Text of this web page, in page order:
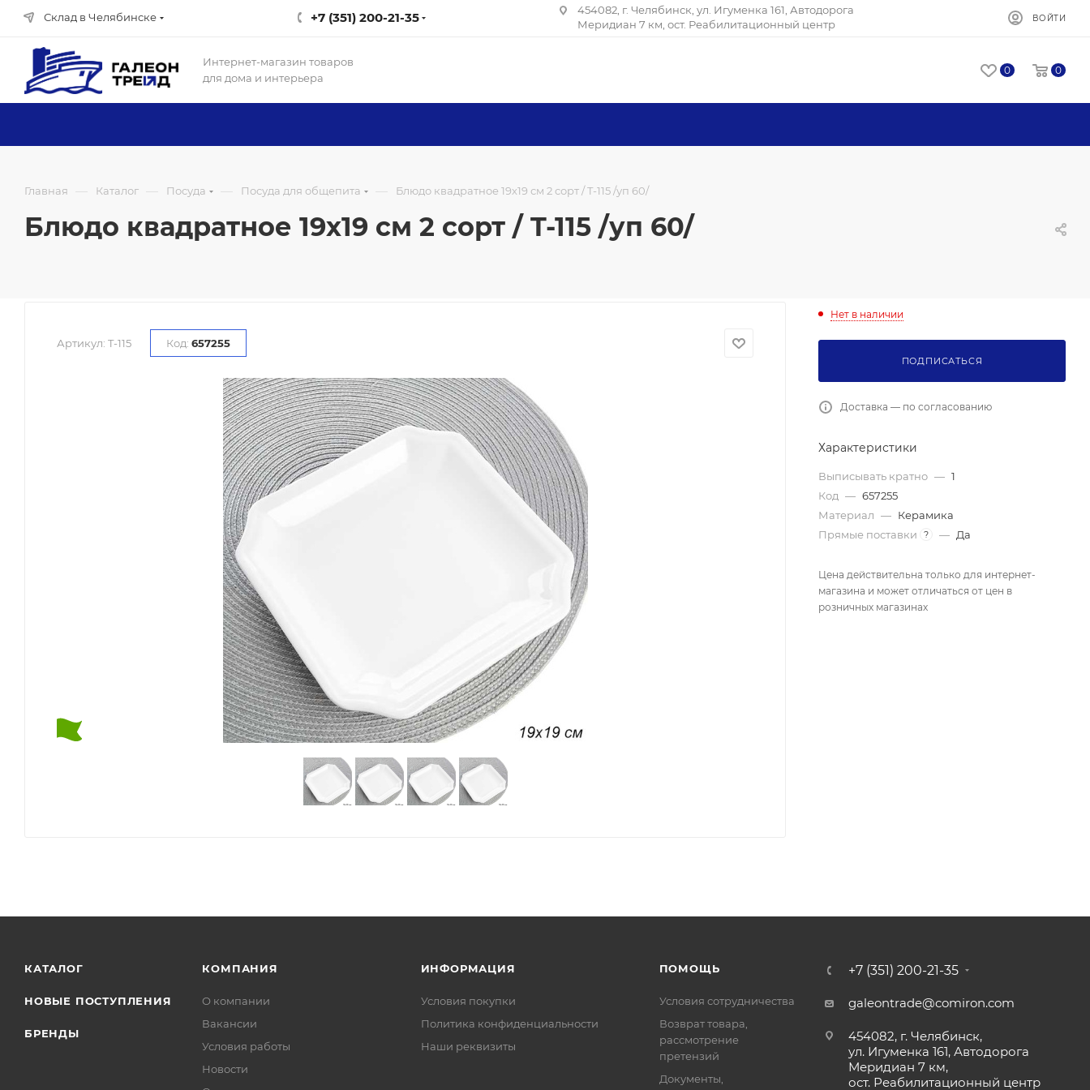
Склад в Челябинске +7 (351) 200-21-35
454082, г. Челябинск, ул. Игуменка 161, Автодорога
Меридиан 7 км, ост. Реабилитационный центр
ВОЙТИ
Интернет-магазин товаров
для дома и интерьера
0 0
Главная — Каталог — Посуда — Посуда для общепита — Блюдо квадратное 19х19 см 2 сорт / T-115 /уп 60/
Блюдо квадратное 19х19 см 2 сорт / T-115 /уп 60/
Артикул: T-115 Код: 657255
Нет в наличии
ПОДПИСАТЬСЯ
Доставка — по согласованию
Характеристики
Выписывать кратно — 1
Код — 657255
Материал — Керамика
Прямые поставки
? — Да
Цена действительна только для интернет-
магазина и может отличаться от цен в
розничных магазинах
КАТАЛОГ
НОВЫЕ ПОСТУПЛЕНИЯ
БРЕНДЫ
КОМПАНИЯ
О компании
Вакансии
Условия работы
Новости
ИНФОРМАЦИЯ
Условия покупки
Политика конфиденциальности
Наши реквизиты
ПОМОЩЬ
Условия сотрудничества
Возврат товара,
рассмотрение
претензий
Документы,
+7 (351) 200-21-35
galeontrade@comiron.com
454082, г. Челябинск,
ул. Игуменка 161, Автодорога
Меридиан 7 км,
ост. Реабилитационный центр